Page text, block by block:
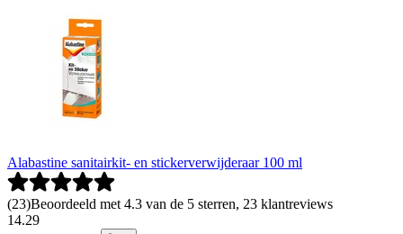
Alabastine sanitairkit- en stickerverwijderaar 100 ml
(23)Beoordeeld met 4.3 van de 5 sterren, 23 klantreviews
14.29